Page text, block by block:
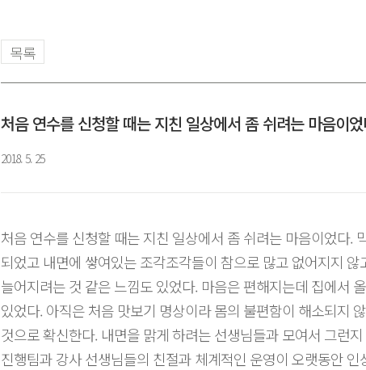
목록
처음 연수를 신청할 때는 지친 일상에서 좀 쉬려는 마음이
2018. 5. 25
처음 연수를 신청할 때는 지친 일상에서 좀 쉬려는 마음이었다.
되었고 내면에 쌓여있는 조각조각들이 참으로 많고 없어지지
늘어지려는 것 같은 느낌도 있었다. 마음은 편해지는데 집에서
있었다. 아직은 처음 맛보기 명상이라 몸의 불편함이 해소되지
것으로 확신한다. 내면을 맑게 하려는 선생님들과 모여서 그런
진행팀과 강사 선생님들의 친절과 체계적인 운영이 오랫동안 인